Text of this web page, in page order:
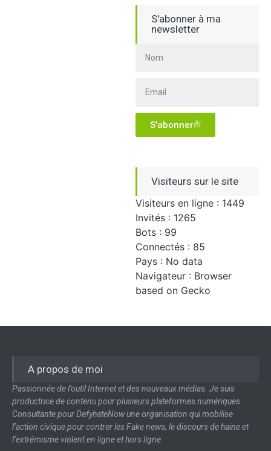
S'abonner à ma
newsletter
S'abonner
Visiteurs sur le site
Visiteurs en ligne : 1449
Invités : 1265
Bots : 99
Connectés : 85
Pays : No data
Navigateur : Browser
based on Gecko
A propos de moi
Passionnée de l’outil Internet et des nouveaux médias. Je suis
productrice de contenu pour plusieurs plateformes numériques.
Consultante pour DefyhateNow une organisation qui mobilise
l’action civique pour contrer les Fake news, le discours de haine et
l’extrémisme violent en ligne et hors ligne.